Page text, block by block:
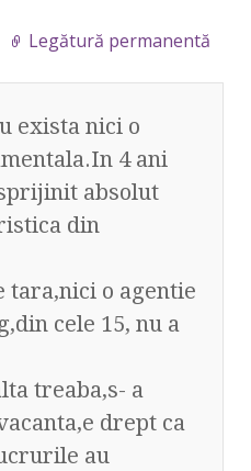
Legătură permanentă
exista nici o
4 ani
absolut
din
tara,nici o agentie
cele 15, nu a
treaba,s- a
drept ca
au